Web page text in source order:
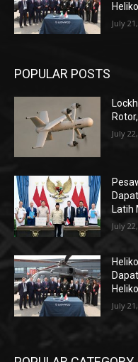
July
POPULAR POSTS
July
Latih
July
July